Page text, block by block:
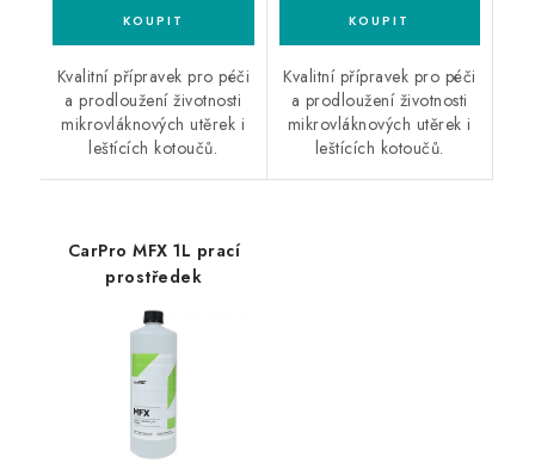
Kvalitní přípravek pro péči
a prodloužení životnosti
mikrovláknových utěrek i
leštících kotoučů.
Kvalitní přípravek pro péči
a prodloužení životnosti
mikrovláknových utěrek i
leštících kotoučů.
CarPro MFX 1L prací
prostředek